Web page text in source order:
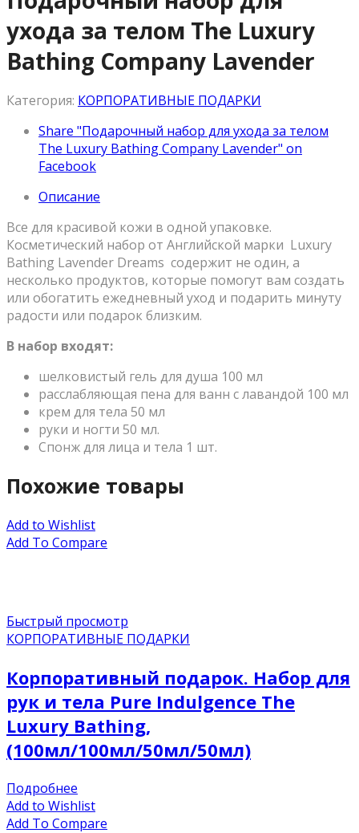
ухода за телом The Luxury
Bathing Company Lavender
Категория: КОРПОРАТИВНЫЕ ПОДАРКИ
Share "Подарочный набор для ухода за телом
The Luxury Bathing Company Lavender" on
Facebook
Описание
Все для красивой кожи в одной упаковке.
Косметический набор от Английской марки Luxury
Bathing Lavender Dreams содержит не один, а
несколько продуктов, которые помогут вам создать
или обогатить ежедневный уход и подарить минуту
радости или подарок близким.
В набор входят:
шелковистый гель для душа 100 мл
расслабляющая пена для ванн с лавандой 100 мл
крем для тела 50 мл
руки и ногти 50 мл.
Спонж для лица и тела 1 шт.
Похожие товары
Add to Wishlist
Add To Compare
Быстрый просмотр
КОРПОРАТИВНЫЕ ПОДАРКИ
Корпоративный подарок. Набор для
рук и тела Pure Indulgence The
Luxury Bathing,
(100мл/100мл/50мл/50мл)
Подробнее
Add to Wishlist
Add To Compare